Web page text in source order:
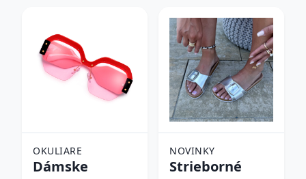
OKULIARE
Dámske
NOVINKY
Strieborné